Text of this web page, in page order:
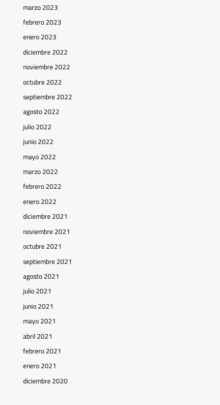
marzo 2023
febrero 2023
enero 2023
diciembre 2022
noviembre 2022
octubre 2022
septiembre 2022
agosto 2022
julio 2022
junio 2022
mayo 2022
marzo 2022
febrero 2022
enero 2022
diciembre 2021
noviembre 2021
octubre 2021
septiembre 2021
agosto 2021
julio 2021
junio 2021
mayo 2021
abril 2021
febrero 2021
enero 2021
diciembre 2020